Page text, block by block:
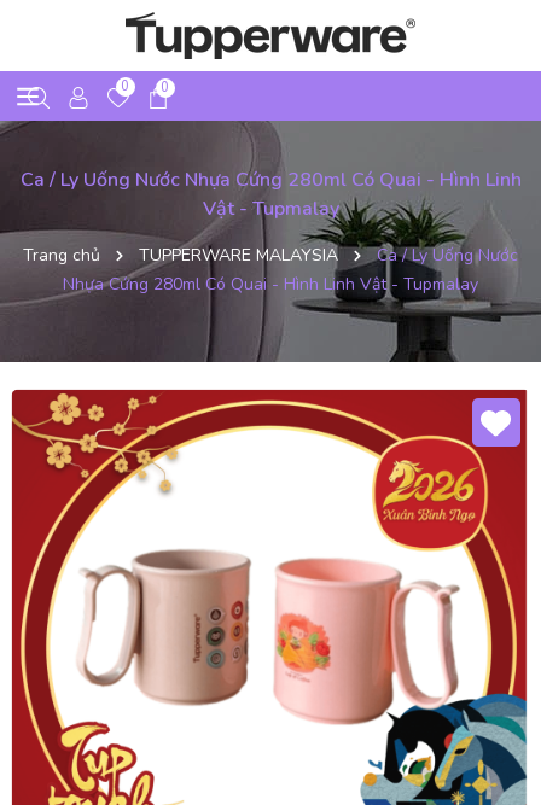
0 0
Ca / Ly Uống Nước Nhựa Cứng 280ml Có Quai - Hình Linh
Vật - Tupmalay
Trang chủ TUPPERWARE MALAYSIA
Ca / Ly Uống Nước
Nhựa Cứng 280ml Có Quai - Hình Linh Vật - Tupmalay